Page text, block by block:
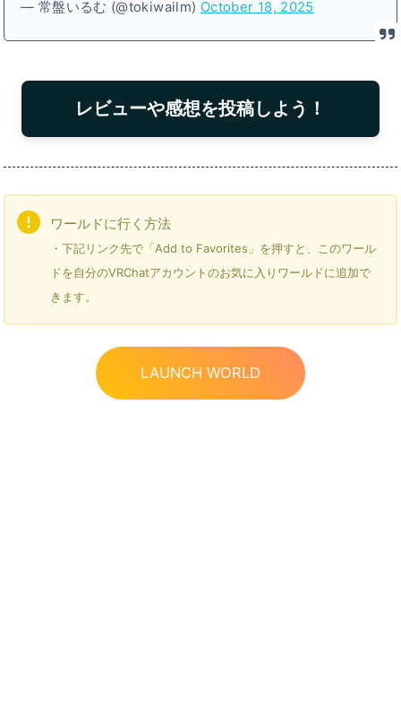
— 常盤いるむ (@tokiwailm) October 18, 2025
レビューや感想を投稿しよう！
ワールドに行く方法
・下記リンク先で「Add to Favorites」を押すと、このワール
ドを自分のVRChatアカウントのお気に入りワールドに追加で
きます。
LAUNCH WORLD